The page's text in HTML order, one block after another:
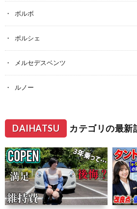
ボルボ
ポルシェ
メルセデスベンツ
ルノー
DAIHATSU カテゴリの最新